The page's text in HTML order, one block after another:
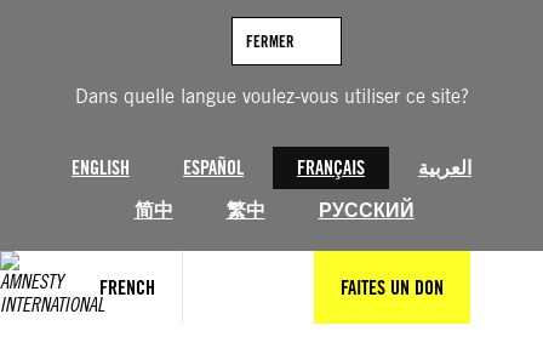
Dans quelle langue voulez-vous utiliser ce site?
ENGLISH ESPAÑOL FRANÇAIS
العربية
简中
繁中 РУССКИЙ
FERMER
FRENCH FAITES UN DON